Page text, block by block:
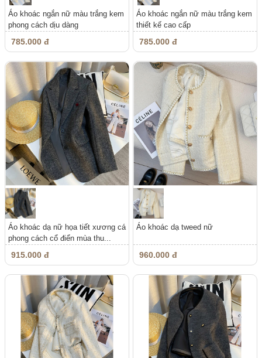
Áo khoác ngắn nữ màu trắng kem
phong cách dịu dàng
785.000 đ
Áo khoác ngắn nữ màu trắng kem
thiết kế cao cấp
785.000 đ
Áo khoác dạ nữ họa tiết xương cá
phong cách cổ điển mùa thu...
915.000 đ
Áo khoác dạ tweed nữ
960.000 đ